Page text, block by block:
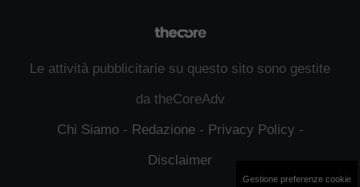
Le attività pubblicitarie su questo sito sono gestite
da theCoreAdv
Chi Siamo- Redazione- Privacy Policy -
Disclaimer
Gestione preferenze cookie